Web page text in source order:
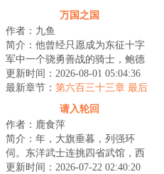
万国之国
作者：九鱼
简介：他曾经只愿成为东征十字
军中一个骁勇善战的骑士，鲍德
温四世麾下一个忠诚的臣子，只
为捍卫圣地与民...
更新时间：2026-08-01 05:04:36
最新章节： 第六百三十三章 最后
一战（完结）大完结！
请入轮回
作者：鹿食萍
简介：年，大旗垂暮，列强环
伺。东洋武士连挑四省武馆，西
洋商贾巧取豪夺，南洋异士暗流
更新时间：2026-07-22 02:40:20